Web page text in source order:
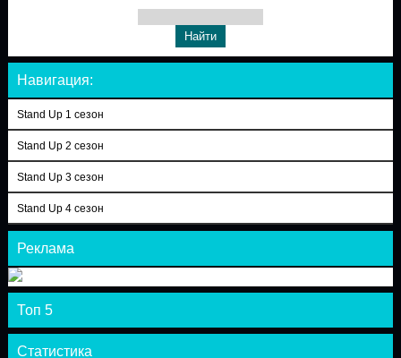
Навигация:
Stand Up 1 сезон
Stand Up 2 сезон
Stand Up 3 сезон
Stand Up 4 сезон
Реклама
Топ 5
Статистика